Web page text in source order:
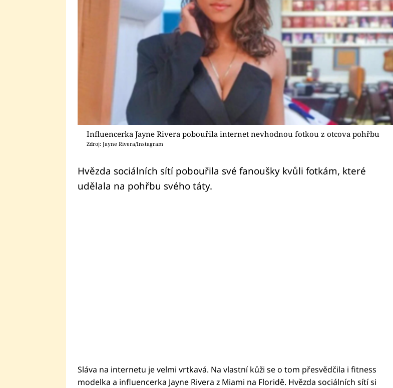
Influencerka Jayne Rivera pobouřila internet nevhodnou fotkou z otcova pohřbu
Zdroj: Jayne Rivera/Instagram
Hvězda sociálních sítí pobouřila své fanoušky kvůli fotkám, které
udělala na pohřbu svého táty.
Sláva na internetu je velmi vrtkavá. Na vlastní kůži se o tom přesvědčila i fitness
modelka a influencerka Jayne Rivera z Miami na Floridě. Hvězda sociálních sítí si